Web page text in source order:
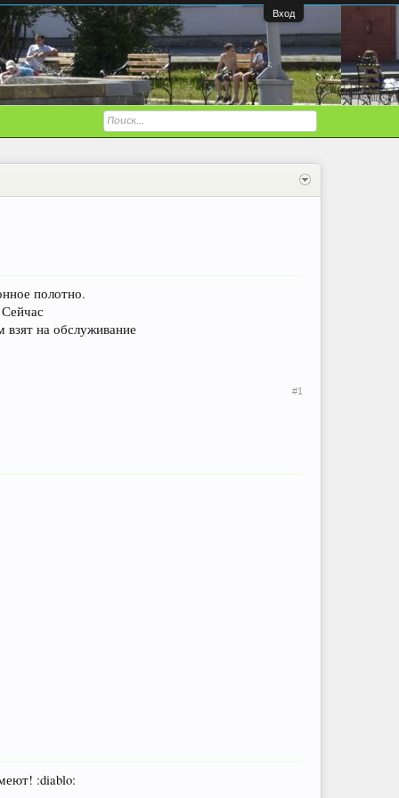
Вход
полотно.
на обслуживание
#1
:diablo: